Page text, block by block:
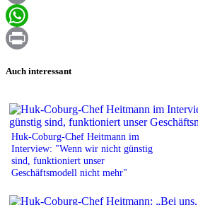
Email
WhatsApp
Auch interessant
Huk-Coburg-Chef Heitmann im
Interview: "Wenn wir nicht günstig
sind, funktioniert unser
Geschäftsmodell nicht mehr"